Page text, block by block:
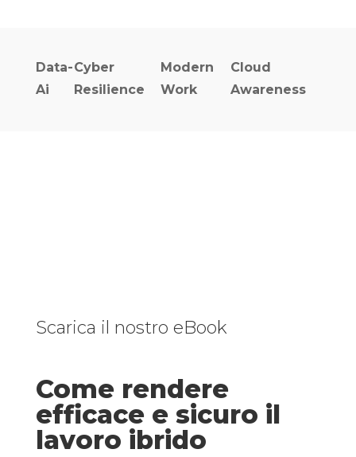
Data-
Ai
Cyber
Resilience
Modern
Work
Cloud
Awareness
Scarica il nostro eBook
Come rendere
efficace e sicuro il
lavoro ibrido